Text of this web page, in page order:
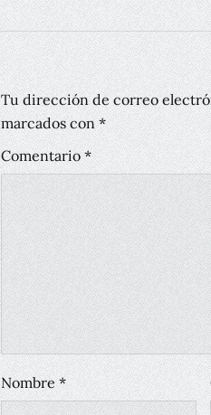
Tu dirección de correo
marcados con*
Comentario*
Nombre*